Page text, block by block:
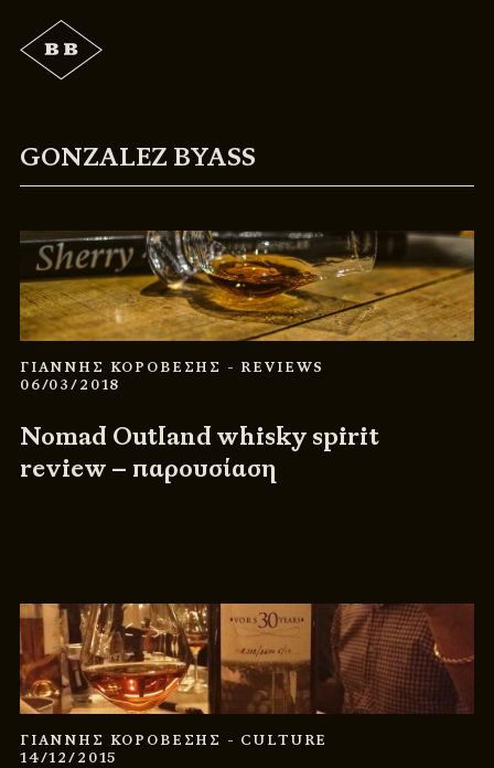
GONZALEZ BYASS
ΓΙΑΝΝΗΣ ΚΟΡΟΒΕΣΗΣ - REVIEWS
06/03/2018
Nomad Outland whisky spirit
review – παρουσίαση
ΓΙΑΝΝΗΣ ΚΟΡΟΒΕΣΗΣ - CULTURE
14/12/2015